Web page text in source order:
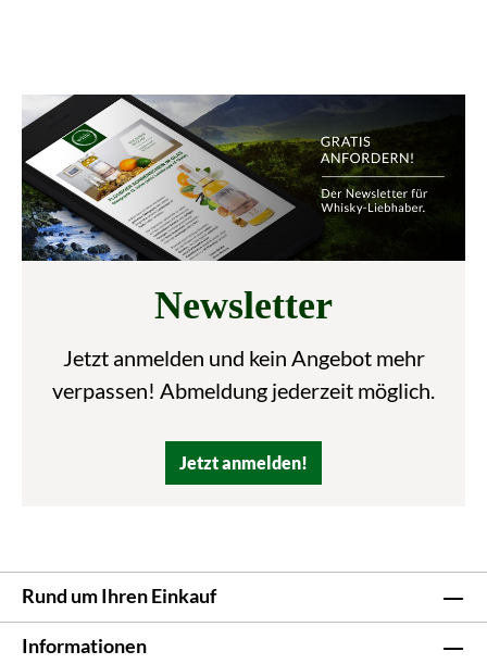
Newsletter
Jetzt anmelden und kein Angebot mehr
verpassen! Abmeldung jederzeit möglich.
Jetzt anmelden!
Rund um Ihren Einkauf
Informationen